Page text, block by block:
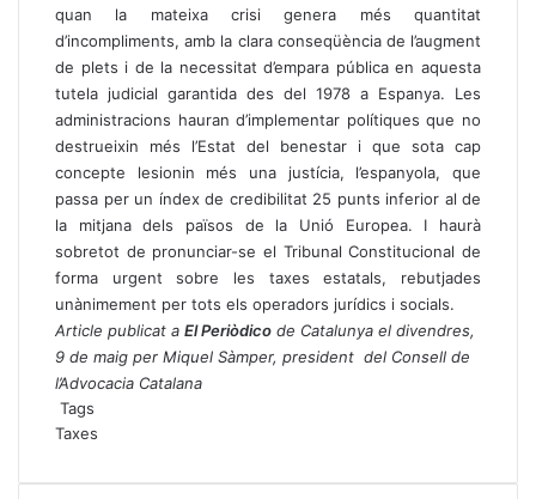
quan la mateixa crisi genera més quantitat
d’incompliments, amb la clara conseqüència de l’augment
de plets i de la necessitat d’empara pública en aquesta
tutela judicial garantida des del 1978 a Espanya. Les
administracions hauran d’implementar polítiques que no
destrueixin més l’Estat del benestar i que sota cap
concepte lesionin més una justícia, l’espanyola, que
passa per un índex de credibilitat 25 punts inferior al de
la mitjana dels països de la Unió Europea. I haurà
sobretot de pronunciar-se el Tribunal Constitucional de
forma urgent sobre les taxes estatals, rebutjades
unànimement per tots els operadors jurídics i socials.
Article publicat a El Periòdico de Catalunya el divendres,
9 de maig per Miquel Sàmper, president del Consell de
l’Advocacia Catalana
Tags
Taxes